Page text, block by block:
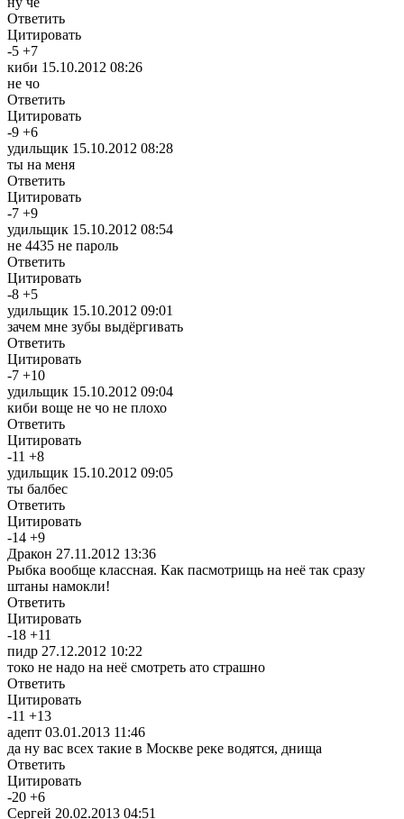
Ответить
Цитировать
-5 +7
киби 15.10.2012 08:26
не чо
Ответить
Цитировать
-9 +6
удильщик 15.10.2012 08:28
ты на меня
Ответить
Цитировать
-7 +9
удильщик 15.10.2012 08:54
не 4435 не пароль
Ответить
Цитировать
-8 +5
удильщик 15.10.2012 09:01
зачем мне зубы выдёргивать
Ответить
Цитировать
-7 +10
удильщик 15.10.2012 09:04
киби воще не чо не плохо
Ответить
Цитировать
-11 +8
удильщик 15.10.2012 09:05
ты балбес
Ответить
Цитировать
-14 +9
Дракон 27.11.2012 13:36
Рыбка вообще классная. Как пасмотрищь на неё так сразу
штаны намокли!
Ответить
Цитировать
-18 +11
пидр 27.12.2012 10:22
токо не надо на неё смотреть ато страшно
Ответить
Цитировать
-11 +13
адепт 03.01.2013 11:46
да ну вас всех такие в Москве реке водятся, днища
Ответить
Цитировать
-20 +6
Сергей 20.02.2013 04:51